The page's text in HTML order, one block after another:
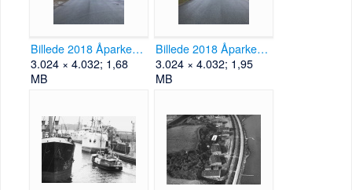
Billede 2018 Åparken.jpg
3.024 × 4.032; 1,68
MB
Billede 2018 Åparken2.jpg
3.024 × 4.032; 1,95
MB